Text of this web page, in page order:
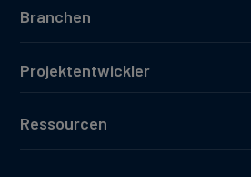
Branchen
Projektentwickler
Ressourcen